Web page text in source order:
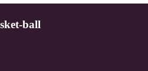
ball